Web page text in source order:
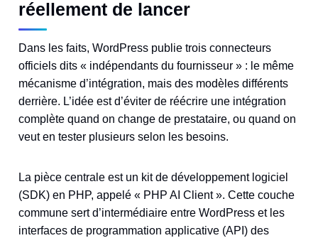
réellement de lancer
Dans les faits, WordPress publie trois connecteurs
officiels dits « indépendants du fournisseur » : le même
mécanisme d’intégration, mais des modèles différents
derrière. L’idée est d’éviter de réécrire une intégration
complète quand on change de prestataire, ou quand on
veut en tester plusieurs selon les besoins.
La pièce centrale est un kit de développement logiciel
(SDK) en PHP, appelé « PHP AI Client ». Cette couche
commune sert d’intermédiaire entre WordPress et les
interfaces de programmation applicative (API) des